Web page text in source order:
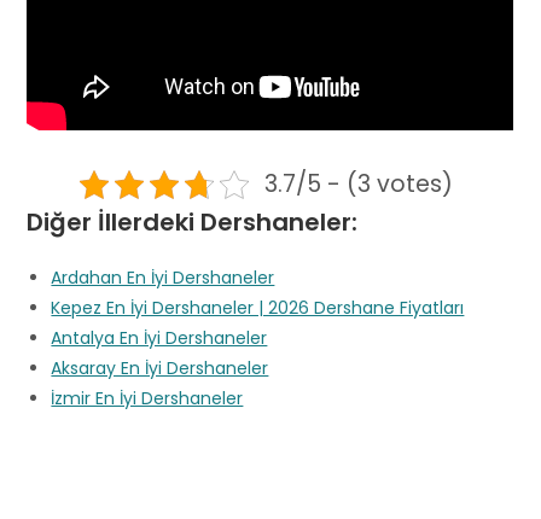
3.7/5 - (3 votes)
Diğer İllerdeki Dershaneler:
Ardahan En İyi Dershaneler
Kepez En İyi Dershaneler | 2026 Dershane Fiyatları
Antalya En İyi Dershaneler
Aksaray En İyi Dershaneler
İzmir En İyi Dershaneler